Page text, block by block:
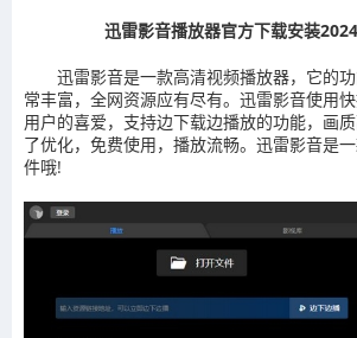
迅雷影音播放器官方下载安装
迅雷影音是一款高清视频播放器，它的
常丰富，全网资源应有尽有。迅雷影音使用
用户的喜爱，支持边下载边播放的功能，画
了优化，免费使用，播放流畅。迅雷影音是
件哦!